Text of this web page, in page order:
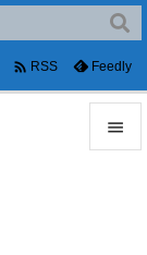

 RSS Feedly